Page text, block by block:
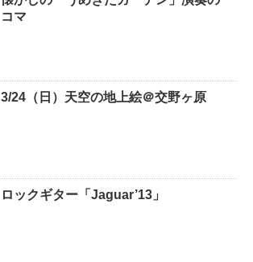
コマ
3/24（日）天空の地上絵＠交野ヶ原
ロックギター「Jaguar’13」